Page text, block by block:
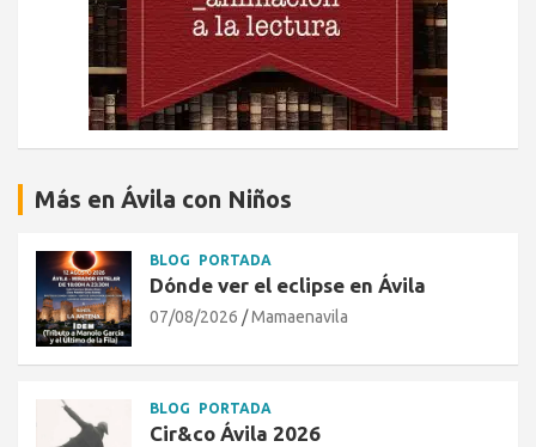
Más en Ávila con Niños
BLOG PORTADA
Dónde ver el eclipse en Ávila
07/08/2026 Mamaenavila
BLOG PORTADA
Cir&co Ávila 2026